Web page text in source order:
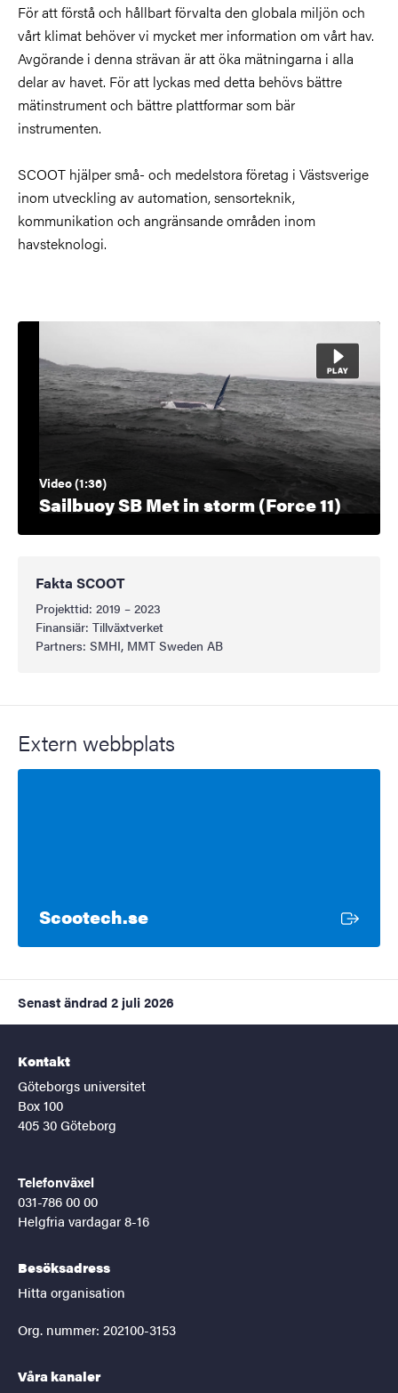
För att förstå och hållbart förvalta den globala miljön och
vårt klimat behöver vi mycket mer information om vårt hav.
Avgörande i denna strävan är att öka mätningarna i alla
delar av havet. För att lyckas med detta behövs bättre
mätinstrument och bättre plattformar som bär
instrumenten.
SCOOT hjälper små- och medelstora företag i Västsverige
inom utveckling av automation, sensorteknik,
kommunikation och angränsande områden inom
havsteknologi.
Video (1:36)
Sailbuoy SB Met in storm (Force 11)
Fakta SCOOT
Projekttid: 2019 – 2023
Finansiär: Tillväxtverket
Partners: SMHI, MMT Sweden AB
Extern webbplats
Scootech.seExtern länk
Senast ändrad 2 juli 2026
Kontakt
Göteborgs universitet
Box 100
405 30 Göteborg
Telefonväxel
031-786 00 00
Helgfria vardagar 8-16
Besöksadress
Hitta organisation
Org. nummer: 202100-3153
Våra kanaler